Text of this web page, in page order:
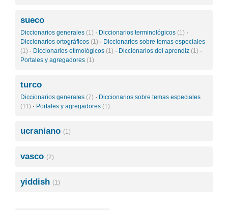
sueco
Diccionarios generales (1) · Diccionarios terminológicos (1) ·
Diccionarios ortográficos (1) · Diccionarios sobre temas especiales
(1) · Diccionarios etimológicos (1) · Diccionarios del aprendiz (1) ·
Portales y agregadores (1)
turco
Diccionarios generales (7) · Diccionarios sobre temas especiales
(11) · Portales y agregadores (1)
ucraniano (1)
vasco (2)
yiddish (1)